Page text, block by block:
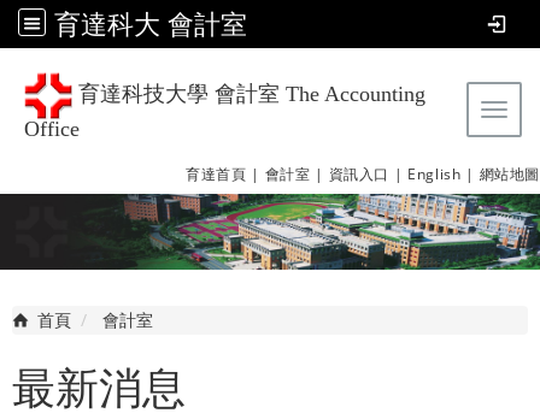
育達科大 會計室
育達科技大學 會計室 The Accounting
Office
育達首頁 | 會計室 | 資訊入口 | English | 網站地圖
首頁 會計室
最新消息